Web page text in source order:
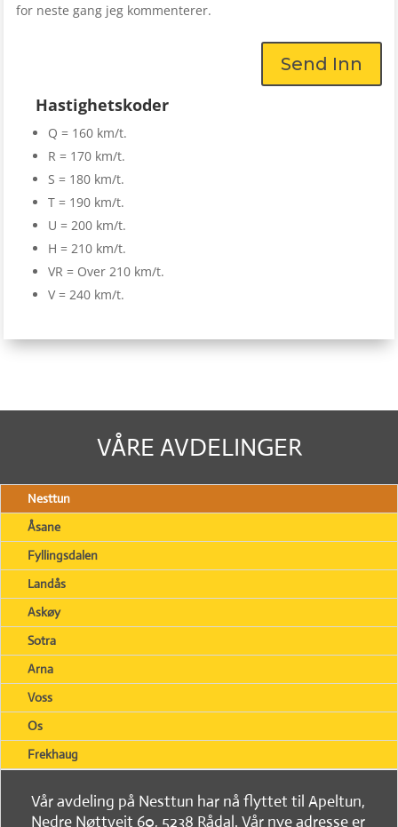
for neste gang jeg kommenterer.
Send Inn
Hastighetskoder
Q = 160 km/t.
R = 170 km/t.
S = 180 km/t.
T = 190 km/t.
U = 200 km/t.
H = 210 km/t.
VR = Over 210 km/t.
V = 240 km/t.
VÅRE AVDELINGER
Nesttun
Åsane
Fyllingsdalen
Landås
Askøy
Sotra
Arna
Voss
Os
Frekhaug
Vår avdeling på Nesttun har nå flyttet til Apeltun,
Nedre Nøttveit 60, 5238 Rådal. Vår nye adresse er